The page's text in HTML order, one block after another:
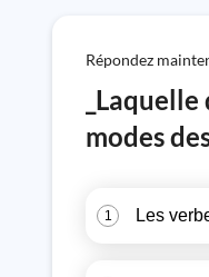
Répondez
modes
1 Les